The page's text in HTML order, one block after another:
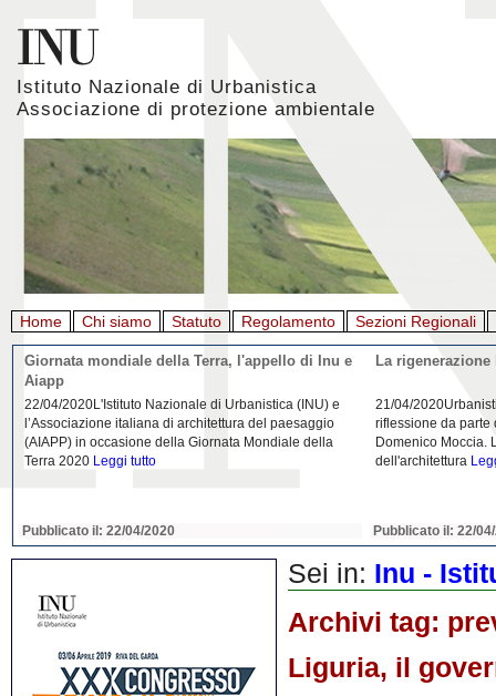
Istituto Nazionale di Urbanistica
Associazione di protezione ambientale
Home Chi siamo Statuto Regolamento Sezioni Regionali
Giornata mondiale della Terra, l'appello di Inu e
Aiapp
22/04/2020L'Istituto Nazionale di Urbanistica (INU) e
l’Associazione italiana di architettura del paesaggio
(AIAPP) in occasione della Giornata Mondiale della
Terra 2020 Leggi tutto
Pubblicato il: 22/04/2020
La
21/04/
riflessione da parte
Domenico Moccia.
dell'architettura
Pubblicato il: 22/
Sei in: Inu -
Archivi tag:
Liguria, il